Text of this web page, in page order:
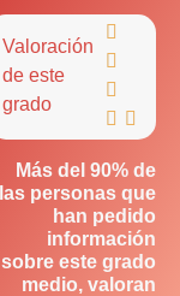
Valoración
de este
grado



 
Más del 90% de
las personas que
han pedido
información
sobre este grado
medio, valoran